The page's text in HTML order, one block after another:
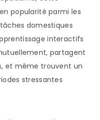
popularité parmi les
domestiques
interactifs
partagent
et même trouvent un
stressantes